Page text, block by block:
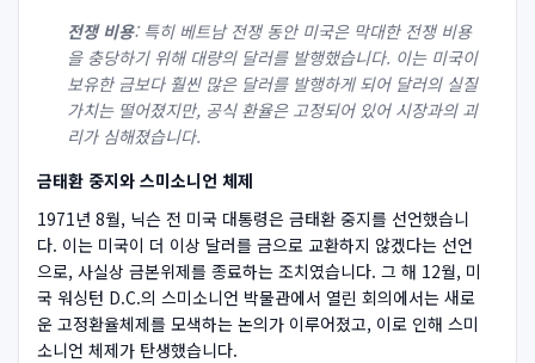
전쟁 비용: 특히 베트남 전쟁 동안 미국은 막대한 전쟁 비용
을 충당하기 위해 대량의 달러를 발행했습니다. 이는 미국이
보유한 금보다 훨씬 많은 달러를 발행하게 되어 달러의 실질
가치는 떨어졌지만, 공식 환율은 고정되어 있어 시장과의 괴
리가 심해졌습니다.
금태환 중지와 스미소니언 체제
1971년 8월, 닉슨 전 미국 대통령은 금태환 중지를 선언했습니
다. 이는 미국이 더 이상 달러를 금으로 교환하지 않겠다는 선언
으로, 사실상 금본위제를 종료하는 조치였습니다. 그 해 12월, 미
국 워싱턴 D.C.의 스미소니언 박물관에서 열린 회의에서는 새로
운 고정환율체제를 모색하는 논의가 이루어졌고, 이로 인해 스미
소니언 체제가 탄생했습니다.